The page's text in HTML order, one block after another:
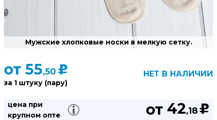
от 55,50 u
за 1 штуку (пару)
НЕТ В НАЛИЧИИ
цена при
крупном опте
от 42,18u
Мужские хлопковые носки в мелкую сетку.